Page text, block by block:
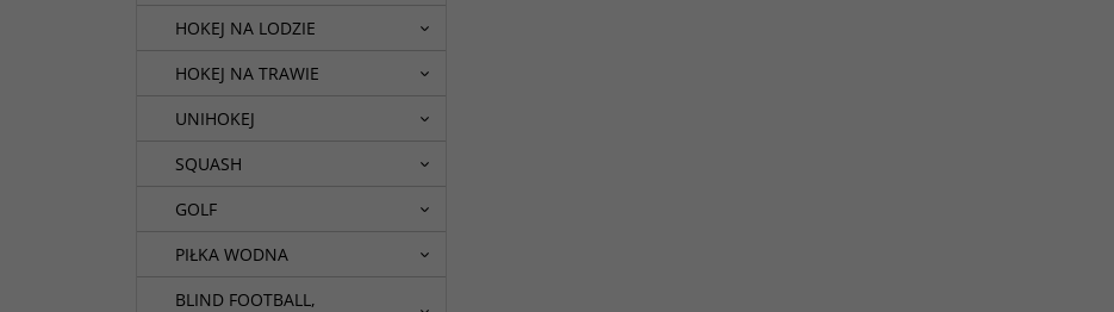
HOKEJ NA LODZIE
HOKEJ NA TRAWIE
UNIHOKEJ
SQUASH
GOLF
PIŁKA WODNA
BLIND FOOTBALL,